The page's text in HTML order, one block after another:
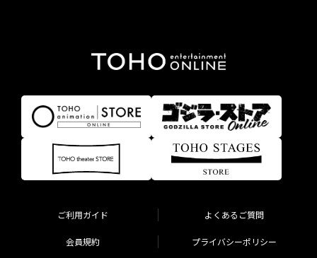
ご利用ガイド よくあるご質問
会員規約 プライバシーポリシー